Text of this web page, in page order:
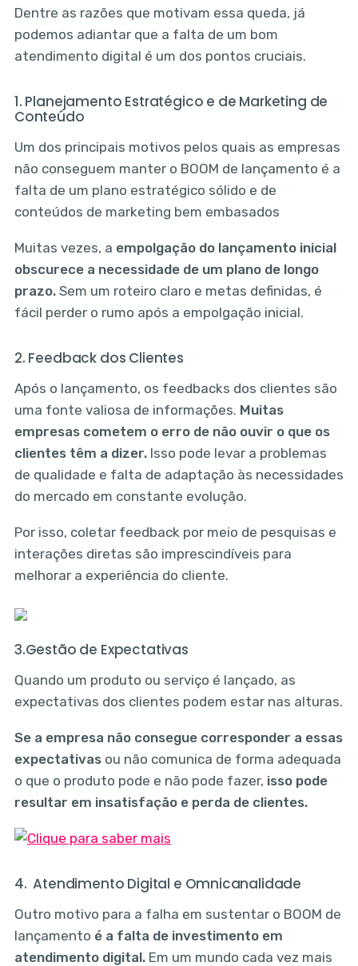
Dentre as razões que motivam essa queda, já
podemos adiantar que a falta de um bom
atendimento digital é um dos pontos cruciais.
1. Planejamento Estratégico e de Marketing de
Conteúdo
Um dos principais motivos pelos quais as empresas
não conseguem manter o BOOM de lançamento é a
falta de um plano estratégico sólido e de
conteúdos de marketing bem embasados
Muitas vezes, a empolgação do lançamento inicial
obscurece a necessidade de um plano de longo
prazo.Sem um roteiro claro e metas definidas, é
fácil perder o rumo após a empolgação inicial.
2. Feedback dos Clientes
Após o lançamento, os feedbacks dos clientes são
uma fonte valiosa de informações. Muitas
empresas cometem o erro de não ouvir o que os
clientes têm a dizer. Isso pode levar a problemas
de qualidade e falta de adaptação às necessidades
do mercado em constante evolução.
Por isso, coletar feedback por meio de pesquisas e
interações diretas são imprescindíveis para
melhorar a experiência do cliente.
3.Gestão de Expectativas
Quando um produto ou serviço é lançado, as
expectativas dos clientes podem estar nas alturas.
Se a empresa não consegue corresponder a essas
expectativasou não comunica de forma adequada
o que o produto pode e não pode fazer, isso pode
resultar em insatisfação e perda de clientes.
4. Atendimento Digital e Omnicanalidade
Outro motivo para a falha em sustentar o BOOM de
lançamento é a falta de investimento em
atendimento digital. Em um mundo cada vez mais